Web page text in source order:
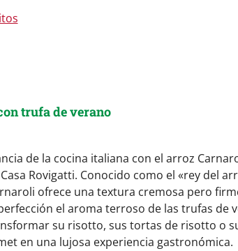
trufa de verano
de la cocina italiana con el arroz
Rovigatti. Conocido como el «rey del
ofrece una textura cremosa pero
el aroma terroso de las trufas de
su risotto, sus tortas de risotto o
en una lujosa experiencia gastronómica.